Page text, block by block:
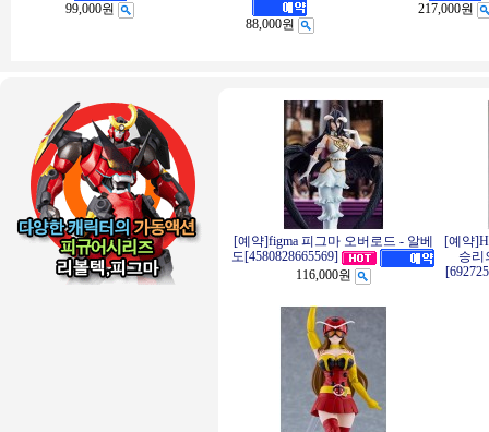
99,000원
88,000원
217,000원
[예약]figma 피그마 오버로드 - 알베
도[4580828665569]
116,000원
[예약
승리